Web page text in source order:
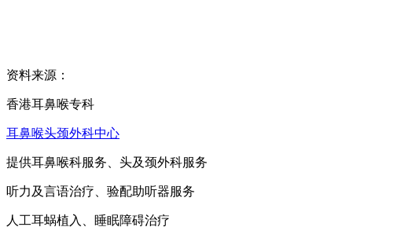
资料来源：
香港耳鼻喉专科
耳鼻喉头颈外科中心
提供耳鼻喉科服务、头及颈外科服务
听力及言语治疗、验配助听器服务
人工耳蜗植入、睡眠障碍治疗